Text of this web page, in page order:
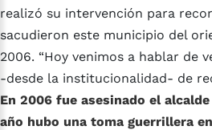
realizó su intervención para
sacudieron este municipio del
2006. “Hoy venimos a hablar de
-desde la institucionalidad- de
En 2006 fue asesinado el
año hubo una toma guerrillera